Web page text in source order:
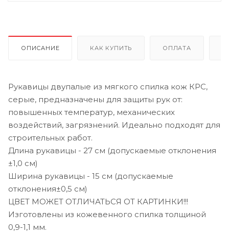
ОПИСАНИЕ КАК КУПИТЬ ОПЛАТА
Рукавицы двупалые из мягкого спилка кож КРС,
серые, предназначены для защиты рук от:
повышенных температур, механических
воздействий, загрязнений. Идеально подходят для
строительных работ.
Длина рукавицы - 27 см (допускаемые отклонения
±1,0 см)
Ширина рукавицы - 15 см (допускаемые
отклонения±0,5 см)
ЦВЕТ МОЖЕТ ОТЛИЧАТЬСЯ ОТ КАРТИНКИ!!!
Изготовлены из кожевенного спилка толщиной
0,9-1,1 мм.